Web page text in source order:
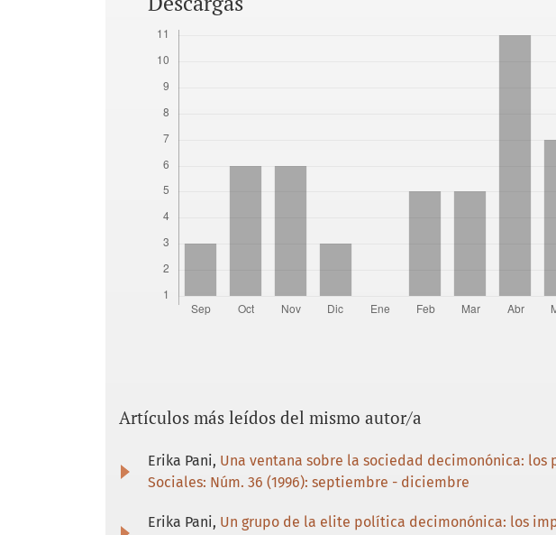
Artículos más leídos del mismo autor/a
Erika Pani, Una ventana sobre la sociedad decimonónica: los
Sociales: Núm. 36 (1996): septiembre - diciembre
Erika Pani, Un grupo de la elite política decimonónica: los